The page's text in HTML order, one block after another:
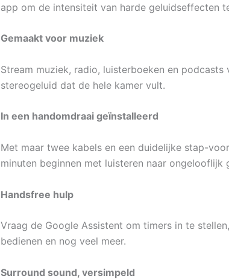
app om de intensiteit van harde geluidseffecten
Gemaakt voor muziek
Stream muziek, radio, luisterboeken en
stereogeluid dat de hele kamer vult.
In een handomdraai geïnstalleerd
Met maar twee kabels en een duidelijke stap-
minuten beginnen met luisteren naar ongelooflijk
Handsfree hulp
Vraag de Google Assistent om timers in te
bedienen en nog veel meer.
Surround sound, versimpeld